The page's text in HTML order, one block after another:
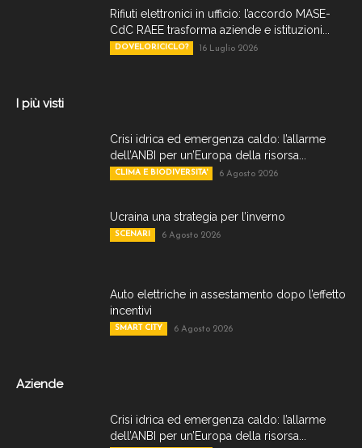
Rifiuti elettronici in ufficio: l’accordo MASE-
CdC RAEE trasforma aziende e istituzioni...
DOVELORICICLO? 16 Luglio 2026
I più visti
Crisi idrica ed emergenza caldo: l’allarme
dell’ANBI per un’Europa della risorsa...
CLIMA E BIODIVERSITA' 6 Agosto 2026
Ucraina una strategia per l’inverno
SCENARI 6 Agosto 2026
Auto elettriche in assestamento dopo l’effetto
incentivi
SMART CITY 6 Agosto 2026
Aziende
Crisi idrica ed emergenza caldo: l’allarme
dell’ANBI per un’Europa della risorsa...